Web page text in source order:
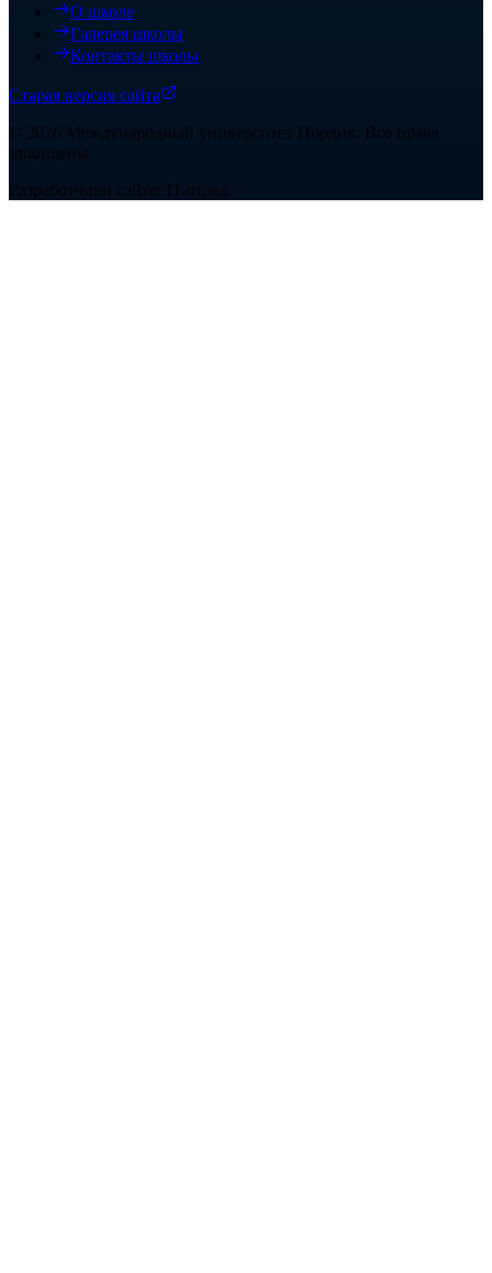
О школе
Галерея школы
Контакты школы
Старая версия сайта
© 2026 Международный университет Нордик . Все права
защищены
Разработчики сайта: IT-отдел